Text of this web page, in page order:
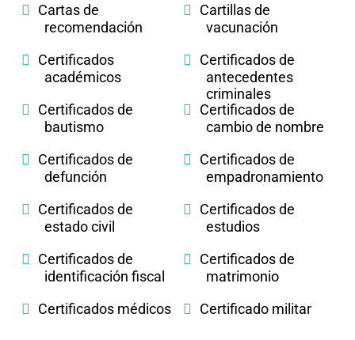
Cartas de
recomendación
Cartillas de
vacunación
Certificados
académicos
Certificados de
antecedentes
criminales
Certificados de
bautismo
Certificados de
cambio de nombre
Certificados de
defunción
Certificados de
empadronamiento
Certificados de
estado civil
Certificados de
estudios
Certificados de
identificación fiscal
Certificados de
matrimonio
Certificados médicos
Certificado militar